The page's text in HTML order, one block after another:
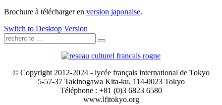
Brochure à télécharger en version japonaise.
Switch to Desktop Version
© Copyright 2012-2024 - lycée français international de Tokyo
5-57-37 Takinogawa Kita-ku, 114-0023 Tokyo
Téléphone : +81 (0)3 6823 6580
www.lfitokyo.org